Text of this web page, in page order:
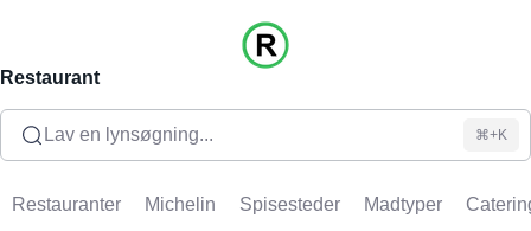
Restaurant
Lav en lynsøgning... ⌘+K
Restauranter Michelin Spisesteder Madtyper